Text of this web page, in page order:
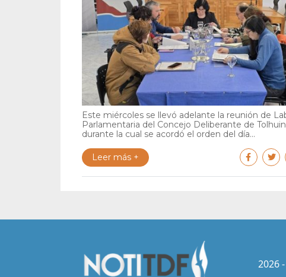
Este miércoles se llevó adelante la reunión de
Parlamentaria del Concejo Deliberante de
durante la cual se acordó el orden del día...
Leer más +
2026